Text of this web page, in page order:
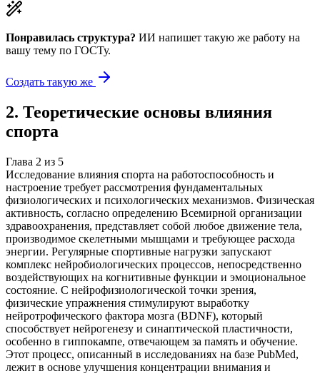
Понравилась структура? ИИ напишет такую же работу на
вашу тему по ГОСТу.
Создать такую же
2. Теоретические основы влияния
спорта
Глава 2 из 5
Исследование влияния спорта на работоспособность и
настроение требует рассмотрения фундаментальных
физиологических и психологических механизмов. Физическая
активность, согласно определению Всемирной организации
здравоохранения, представляет собой любое движение тела,
производимое скелетными мышцами и требующее расхода
энергии. Регулярные спортивные нагрузки запускают
комплекс нейробиологических процессов, непосредственно
воздействующих на когнитивные функции и эмоциональное
состояние. С нейрофизиологической точки зрения,
физические упражнения стимулируют выработку
нейротрофического фактора мозга (BDNF), который
способствует нейрогенезу и синаптической пластичности,
особенно в гиппокампе, отвечающем за память и обучение.
Этот процесс, описанный в исследованиях на базе PubMed,
лежит в основе улучшения концентрации внимания и